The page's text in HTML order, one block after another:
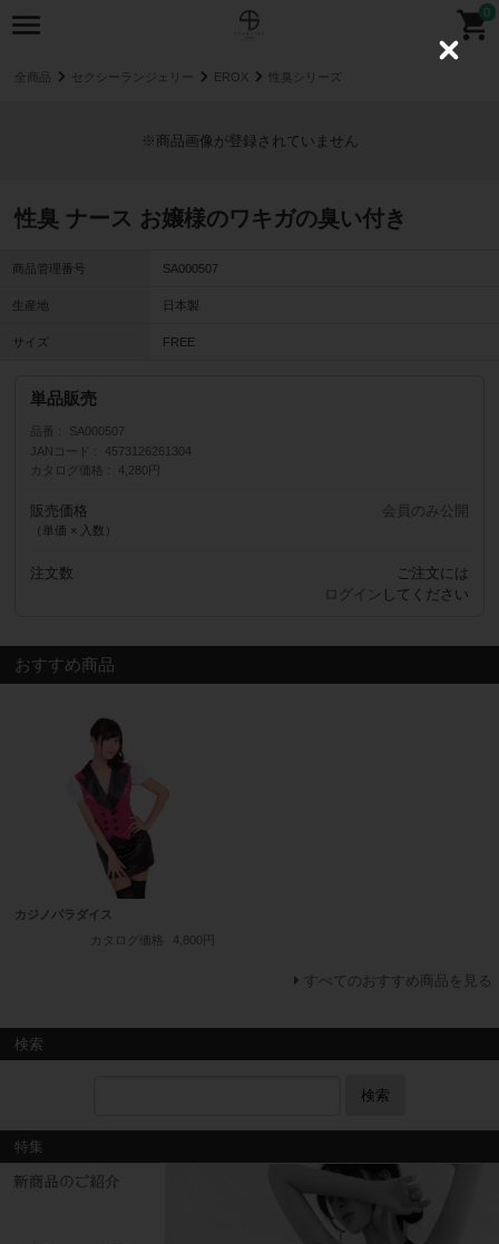
0
全商品 セクシーランジェリー EROX 性臭シリーズ
※商品画像が登録されていません
性臭 ナース お嬢様のワキガの臭い付き
商品管理番号 SA000507
生産地 日本製
サイズ FREE
単品販売
品番
SA000507
JANコード
4573126261304
カタログ価格
4,280円
販売価格
（単価 × 入数）
会員のみ公開
注文数
ご注文には
ログイン してください
おすすめ商品
カジノパラダイス
カタログ価格
4,800円
すべてのおすすめ商品を見る
検索
検索
特集
C